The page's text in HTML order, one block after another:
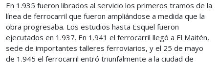
En 1.935 fueron librados al servicio los primeros tramos de la
línea de ferrocarril que fueron ampliándose a medida que la
obra progresaba. Los estudios hasta Esquel fueron
ejecutados en 1.937. En 1.941 el ferrocarril llegó a El Maitén,
sede de importantes talleres ferroviarios, y el 25 de mayo
de 1.945 el ferrocarril entró triunfalmente a la ciudad de